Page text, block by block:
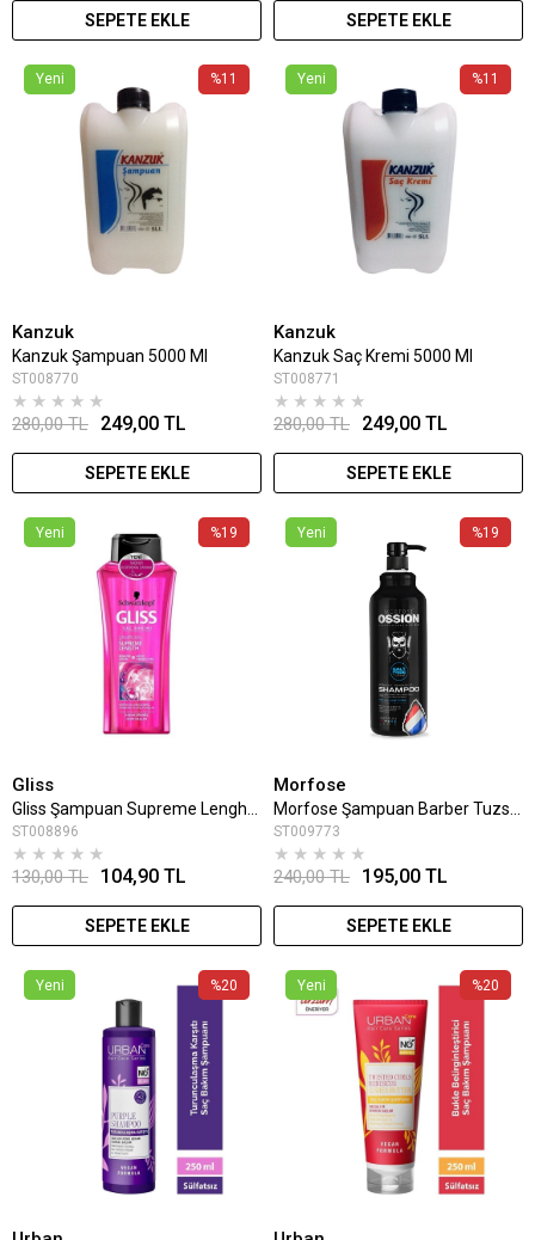
SEPETE EKLE SEPETE EKLE
%11
Yeni
Kanzuk
Kanzuk Şampuan 5000 Ml
ST008770
★ ★ ★ ★ ★
249,00 TL
280,00 TL
SEPETE EKLE
%11
Yeni
Kanzuk
Kanzuk Saç Kremi 5000 Ml
ST008771
★ ★ ★ ★ ★
249,00 TL
280,00 TL
SEPETE EKLE
%19
Yeni
Gliss
Gliss Şampuan Supreme Lenght 360 Ml
ST008896
★ ★ ★ ★ ★
104,90 TL
130,00 TL
SEPETE EKLE
%19
Yeni
Morfose
Morfose Şampuan Barber Tuzsuz Şampuan 1000 Ml
ST009773
★ ★ ★ ★ ★
195,00 TL
240,00 TL
SEPETE EKLE
%20
Yeni %20
Yeni